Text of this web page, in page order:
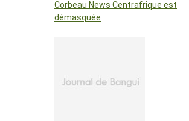
Corbeau News Centrafrique est
démasquée